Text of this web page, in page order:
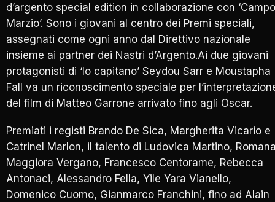
d’argento special edition in collaborazione con ‘Campo
Marzio’. Sono i giovani al centro dei Premi speciali,
assegnati come ogni anno dal Direttivo nazionale
insieme ai partner dei Nastri d’Argento.Ai due giovani
protagonisti di ‘Io capitano’ Seydou Sarr e Moustapha
Fall va un riconoscimento speciale per
del film di Matteo Garrone arrivato fino agli Oscar.
Premiati i registi Brando De Sica, Margherita Vicario e
Catrinel Marlon, il talento di Ludovica Martino,
Maggiora Vergano, Francesco Centorame, Rebecca
Antonaci, Alessandro Fella, Yile Yara Vianello,
Domenico Cuomo, Gianmarco Franchini, fino ad Alain